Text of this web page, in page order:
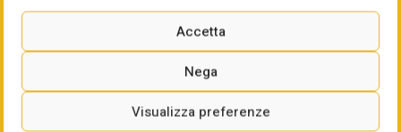
Accetta
Nega
Visualizza preferenze